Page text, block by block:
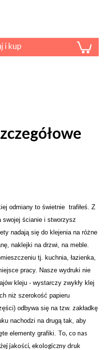
i kup
odmiany to świetnie trafiłeś. Z
swojej ścianie i stworzysz
nadają się do klejenia na różne
naklejki na drzwi, na meble.
tj. kuchnia, łazienka,
pracy. Nasze wydruki nie
kleju - wystarczy zwykły klej
niż szerokość papieru
odbywa się na tzw. zakładkę
nachodzi na drugą tak, aby
elementy grafiki. To, co nas
jakości, ekologiczny druk